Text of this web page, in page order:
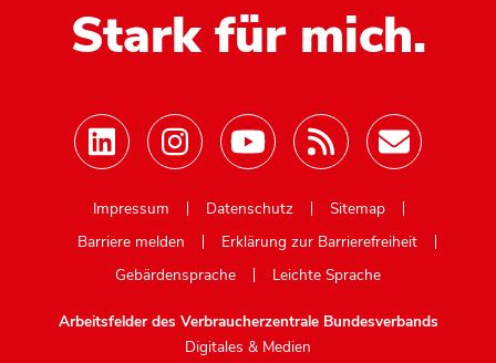
Stark für mich.
Impressum
Datenschutz
Sitemap
Barriere melden
Erklärung zur Barrierefreiheit
Gebärdensprache
Leichte Sprache
Arbeitsfelder des Verbraucherzentrale Bundesverbands
Digitales & Medien